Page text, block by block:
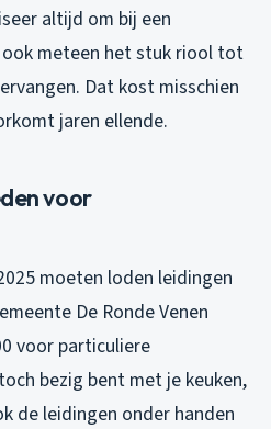
altijd om bij een
meteen het stuk riool tot
Dat kost misschien
jaren ellende.
voor
moeten loden leidingen
De Ronde Venen
voor particuliere
bezig bent met je keuken,
de leidingen onder handen